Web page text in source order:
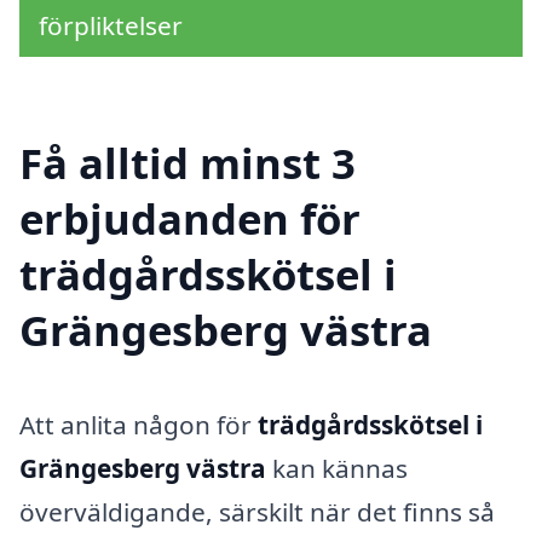
förpliktelser
Få alltid minst 3
erbjudanden för
trädgårdsskötsel i
Grängesberg västra
Att anlita någon förträdgårdsskötsel i
Grängesberg västra kan kännas
överväldigande, särskilt när det finns så